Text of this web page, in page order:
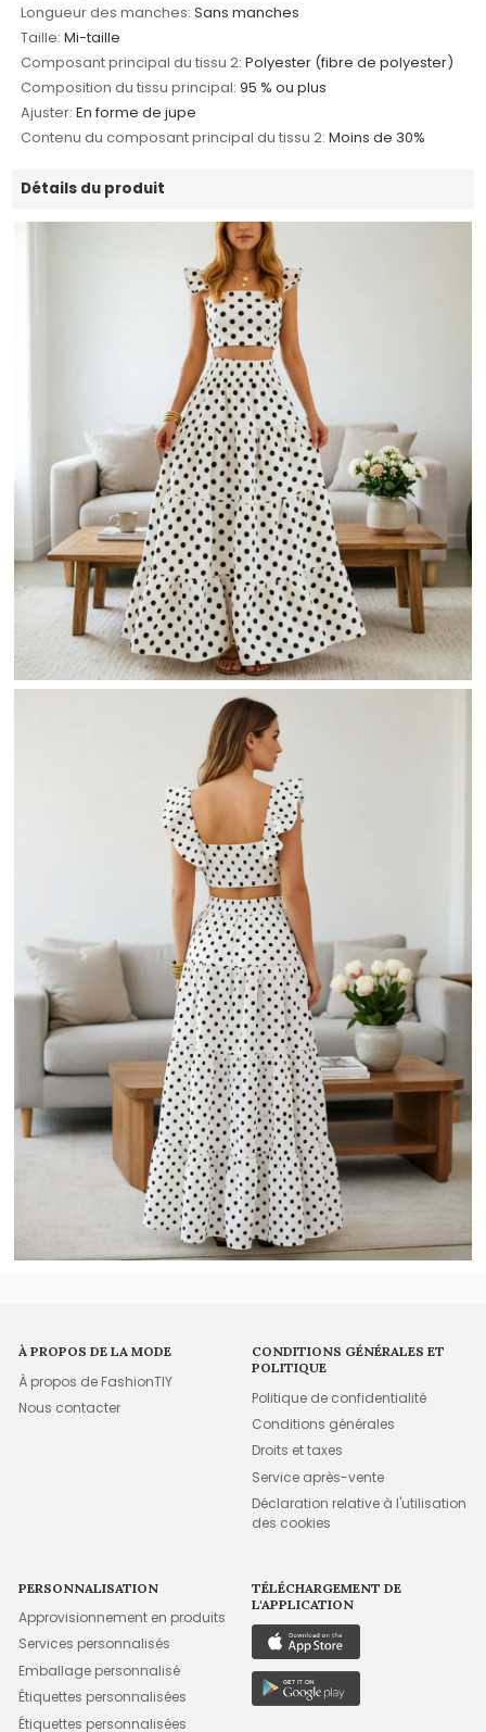
Longueur des manches: Sans manches
Taille: Mi-taille
Composant principal du tissu 2: Polyester (fibre de polyester)
Composition du tissu principal: 95 % ou plus
Ajuster: En forme de jupe
Contenu du composant principal du tissu 2: Moins de 30%
Détails du produit
À PROPOS DE LA MODE
À propos de FashionTIY
Nous contacter
CONDITIONS GÉNÉRALES ET
POLITIQUE
Politique de confidentialité
Conditions générales
Droits et taxes
Service après-vente
Déclaration relative à l'utilisation
des cookies
PERSONNALISATION
Approvisionnement en produits
Services personnalisés
Emballage personnalisé
Étiquettes personnalisées
Étiquettes personnalisées
TÉLÉCHARGEMENT DE
L'APPLICATION